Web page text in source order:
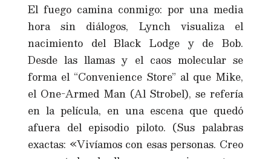
El fuego camina conmigo: por una media
hora sin diálogos, Lynch visualiza el
nacimiento del Black Lodge y de Bob.
Desde las llamas y el caos molecular se
forma el “Convenience Store” al que Mike,
el One-Armed Man (Al Strobel), se refería
en la película, en una escena que quedó
afuera del episodio piloto. (Sus palabras
exactas: «Vivíamos con esas personas. Creo